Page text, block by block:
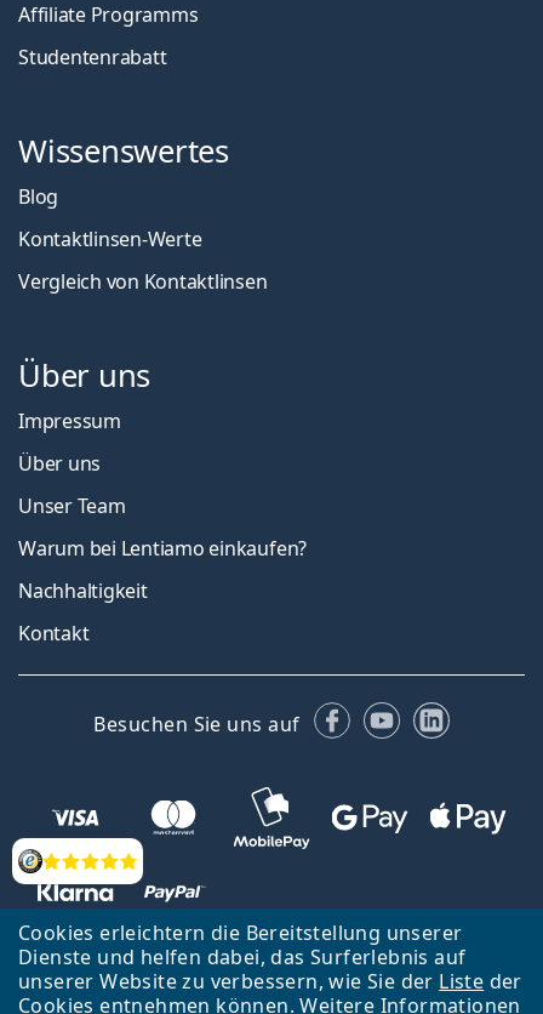
Cookies erleichtern die Bereitstellung unserer
Dienste und helfen dabei, das Surferlebnis auf
unserer Website zu verbessern, wie Sie der Liste der
Cookies entnehmen können. Weitere Informationen
Bewertung
Affiliate Programms
Studentenrabatt
Wissenswertes
Blog
Kontaktlinsen-Werte
Vergleich von Kontaktlinsen
Über uns
Impressum
Über uns
Unser Team
Warum bei Lentiamo einkaufen?
Nachhaltigkeit
Kontakt
Besuchen Sie uns auf Facebook
YouTubeLinkedIn
Zurück zur Hauptseite
Nach oben